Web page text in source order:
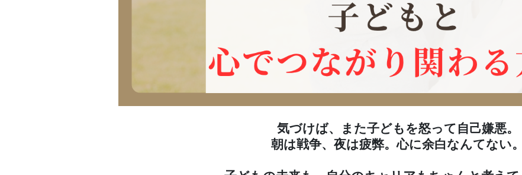
気づけば、また子どもを怒って自己嫌悪。
朝は戦争、夜は疲弊。心に余白なんてない。